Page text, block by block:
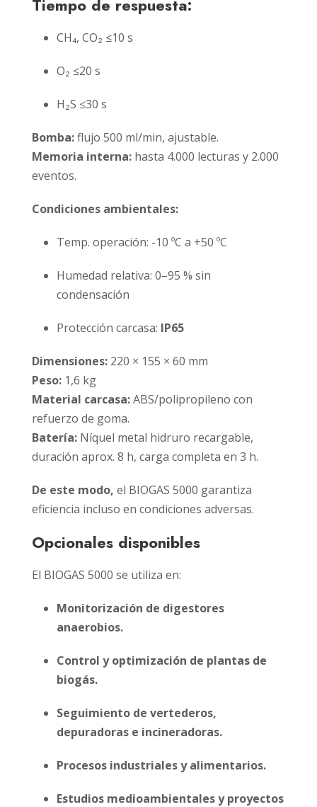
Tiempo de respuesta:
CH₄, CO₂ ≤10 s
O₂ ≤20 s
H₂S ≤30 s
Bomba:flujo 500 ml/min, ajustable.
Memoria interna: hasta 4.000 lecturas y 2.000
eventos.
Condiciones ambientales:
Temp. operación: -10 ºC a +50 ºC
Humedad relativa: 0–95 % sin
condensación
Protección carcasa: IP65
Dimensiones: 220 × 155 × 60 mm
Peso: 1,6 kg
Material carcasa:ABS/polipropileno con
refuerzo de goma.
Batería: Níquel metal hidruro recargable,
duración aprox. 8 h, carga completa en 3 h.
De este modo, el BIOGAS 5000 garantiza
eficiencia incluso en condiciones adversas.
Opcionales disponibles
El BIOGAS 5000 se utiliza en:
Monitorización de digestores
anaerobios.
Control y optimización de plantas de
biogás.
Seguimiento de vertederos,
depuradoras e incineradoras.
Procesos industriales y alimentarios.
Estudios medioambientales y proyectos